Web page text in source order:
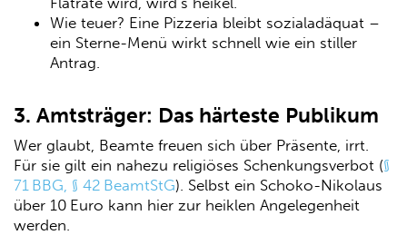
Wie teuer? Eine Pizzeria bleibt sozialadäquat –
ein Sterne-Menü wirkt schnell wie ein stiller
Antrag.
3. Amtsträger: Das härteste Publikum
Wer glaubt, Beamte freuen sich über Präsente, irrt.
Für sie gilt ein nahezu religiöses Schenkungsverbot (§
71 BBG, § 42 BeamtStG). Selbst ein Schoko-Nikolaus
über 10 Euro kann hier zur heiklen Angelegenheit
werden.